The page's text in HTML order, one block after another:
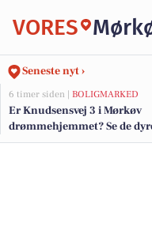
VORES
Seneste nyt ›
6 timer siden | BOLIGMARKED
Er Knudsensvej 3 i Mørkøv
drømmehjemmet? Se de
salg nu for op til 2.475.000